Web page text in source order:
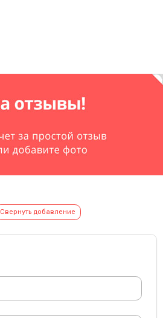
Свернуть добавление